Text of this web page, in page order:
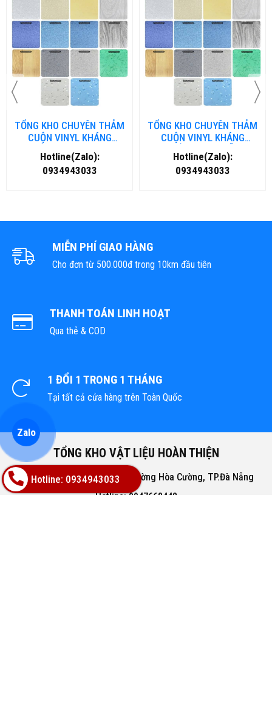
TỔNG KHO CHUYÊN THẢM
CUỘN VINYL KHÁNG
KHUẨN TẠI NHA TRANG
Hotline(Zalo):
0934943033
TỔNG KHO CHUYÊN THẢM
CUỘN VINYL KHÁNG
KHUẨN TẠI ĐÀ NẴNG
Hotline(Zalo):
0934943033
MIỄN PHÍ GIAO HÀNG
Cho đơn từ 500.000đ trong 10km đầu tiên
THANH TOÁN LINH HOẠT
Qua thẻ & COD
1 ĐỔI 1 TRONG 1 THÁNG
Tại tất cả cửa hàng trên Toàn Quốc
TỔNG KHO VẬT LIỆU HOÀN THIỆN
Địa chỉ: 02A Nguyễn Trác, Phường Hòa Cường, TP.Đà Nẵng
Hotline: 0947668448
Hotline: 0934943033
Zalo